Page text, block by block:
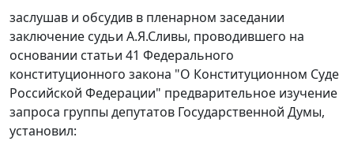
заслушав и обсудив в пленарном заседании
заключение судьи А.Я.Сливы, проводившего на
основании статьи 41 Федерального
конституционного закона "О Конституционном Суде
Российской Федерации" предварительное изучение
запроса группы депутатов Государственной Думы,
установил: